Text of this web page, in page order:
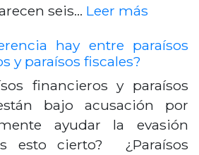
seis… Leer más
hay entre paraísos
y paraísos fiscales?
financieros y paraísos
bajo acusación por
ayudar la evasión
esto cierto? ¿Paraísos